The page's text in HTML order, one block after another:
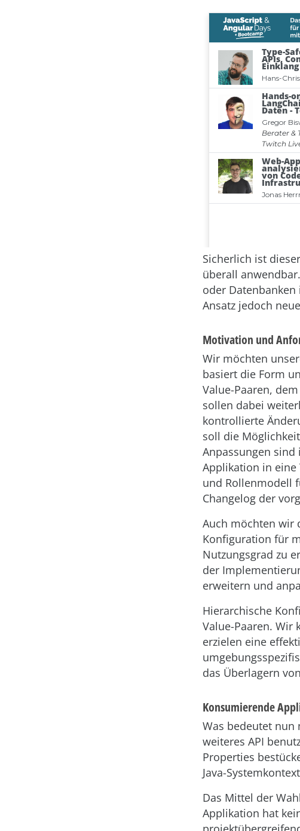
Sicherlich ist
überall
oder
Ansatz jedoch
Motivation und
Wir möchten
basiert die Form
Value-Paaren,
sollen dabei
kontrollierte
soll die
Anpassungen
Applikation in eine
und Rollenmodell
Changelog der
Auch möchten wir
Konfiguration für
Nutzungsgrad zu
der
erweitern und
Hierarchische
Value-Paaren. Wir
erzielen eine
das Überlagern
Konsumierende
Was bedeutet nun
weiteres API
Properties
Java-
Das Mittel der
Applikation hat